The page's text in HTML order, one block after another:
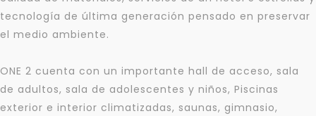
tecnología de última generación pensado en preservar
el medio ambiente.
ONE 2 cuenta con un importante hall de acceso, sala
de adultos, sala de adolescentes y niños, Piscinas
exterior e interior climatizadas, saunas, gimnasio,